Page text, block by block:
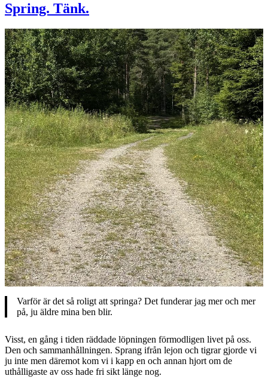
Spring. Tänk.
Varför är det så roligt att springa? Det funderar jag mer och mer
på, ju äldre mina ben blir.
Visst, en gång i tiden räddade löpningen förmodligen livet på oss.
Den och sammanhållningen. Sprang ifrån lejon och tigrar gjorde vi
ju inte men däremot kom vi i kapp en och annan hjort om de
uthålligaste av oss hade fri sikt länge nog.